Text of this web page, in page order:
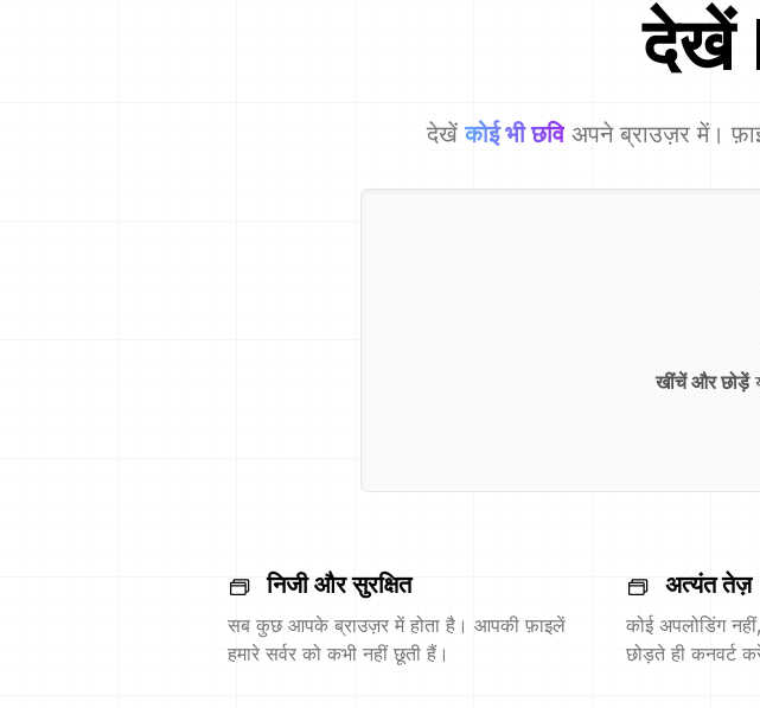
देखें
देखें कोई भी छवि अपने ब्राउज़र में।
खींचें और छोड़ें
निजी और सुरक्षित
सब कुछ आपके ब्राउज़र में होता है। आपकी फ़ाइलें
हमारे सर्वर को कभी नहीं छूती हैं।
अत्यंत तेज़
कोई अपलोडिंग
छोड़ते ही कनवर्ट